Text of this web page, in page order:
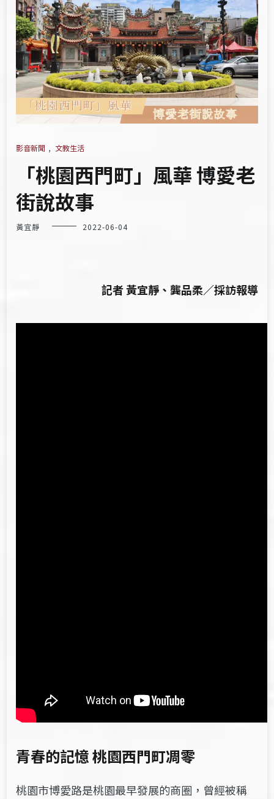
影音新聞 , 文教生活
「桃園西門町」風華 博愛老
街說故事
黃宜靜 2022-06-04
記者 黃宜靜、龔品柔／採訪報導
青春的記憶 桃園西門町凋零
桃園市博愛路是桃園最早發展的商圈，曾經被稱